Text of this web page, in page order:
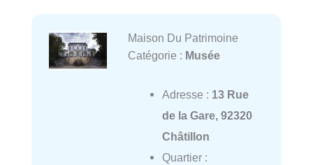
Maison Du Patrimoine
Catégorie : Musée
Adresse : 13 Rue
de la Gare, 92320
Châtillon
Quartier :